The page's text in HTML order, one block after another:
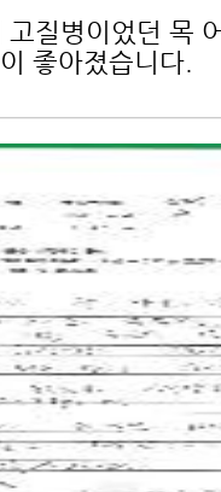
고질병이었던 목
좋아졌습니다.